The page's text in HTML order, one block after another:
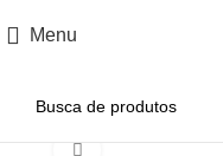
Menu